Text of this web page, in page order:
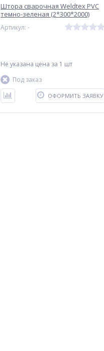
Штора сварочная Weldtex PVC
темно-зеленая (2*300*2000)
Артикул: -
Не указана цена за 1 шт
Под заказ
ОФОРМИТЬ ЗАЯВКУ